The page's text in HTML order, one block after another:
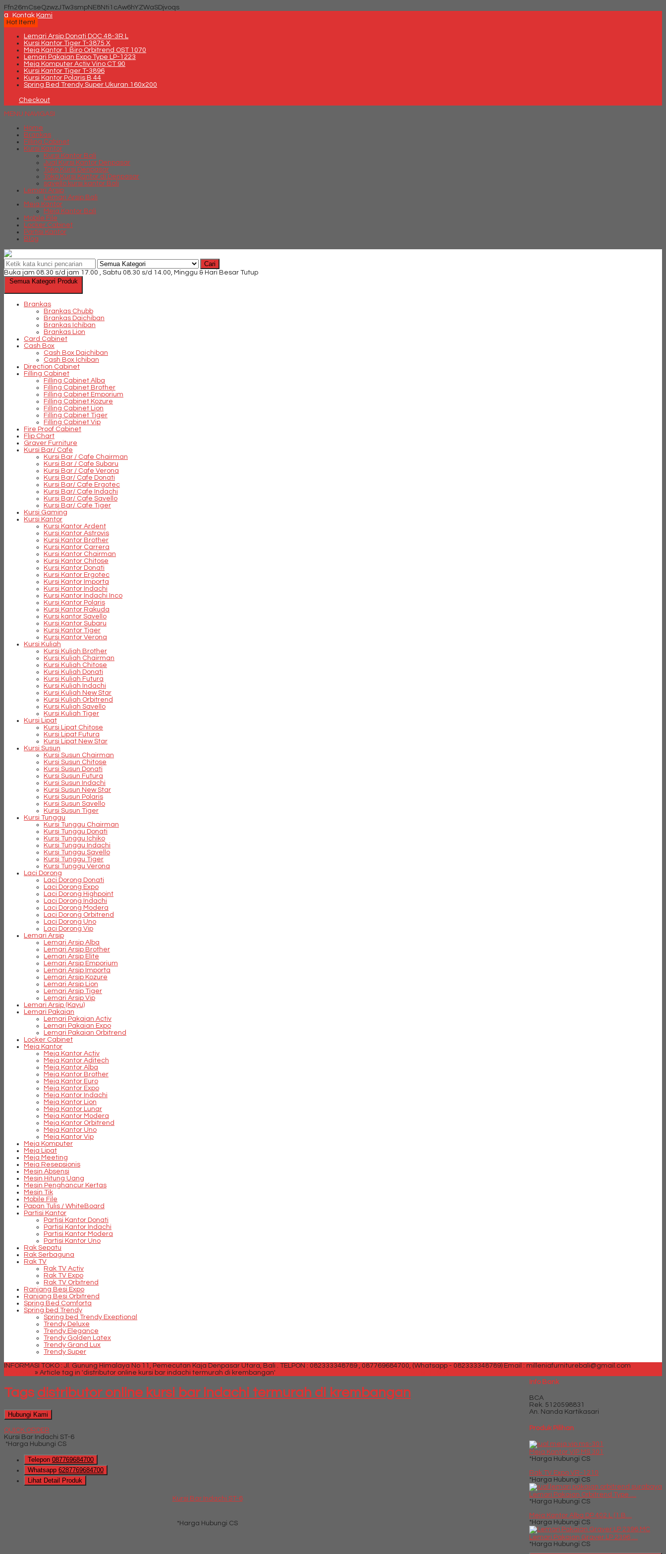
Ffn26mCseQzwzJTw3smpNE8Nti1cAw6hYZWaSDjvoqs
q
Kontak Kami
Hot Item!
Lemari Arsip Donati DOC 48-3R L
Kursi Kantor Tiger T-3875 X
Meja Kantor 1 Biro Orbitrend OST 1070
Lemari Pakaian Expo Type LP-1223
Meja Komputer Activ Vino CT 90
Kursi Kantor Tiger T-3896
Kursi Kantor Polaris B 44
Spring Bed Trendy Super Ukuran 160x200
Checkout
MENU NAVIGASI
Home
Brankas
Filling Cabinet
Kursi Kantor
Kursi Kantor Bali
Jual Kursi Kantor Denpasar
Toko Kursi Denpasar
Toko Kursi Kantor di Denpasar
savello kursi kantor Bali
Lemari Arsip
Lemari Arsip Bali
Meja Kantor
Meja Kantor Bali
Mobile File
Locker Cabinet
Partisi Kantor
Blog
Cari
Buka jam 08.30 s/d jam 17.00 , Sabtu 08.30 s/d 14.00, Minggu & Hari Besar Tutup
Semua Kategori Produk
Brankas
Brankas Chubb
Brankas Daichiban
Brankas Ichiban
Brankas Lion
Card Cabinet
Cash Box
Cash Box Daichiban
Cash Box Ichiban
Direction Cabinet
Filling Cabinet
Filling Cabinet Alba
Filling Cabinet Brother
Filling Cabinet Emporium
Filling Cabinet Kozure
Filling Cabinet Lion
Filling Cabinet Tiger
Filling Cabinet Vip
Fire Proof Cabinet
Flip Chart
Graver Furniture
Kursi Bar/ Cafe
Kursi Bar / Cafe Chairman
Kursi Bar / Cafe Subaru
Kursi Bar / Cafe Verona
Kursi Bar/ Cafe Donati
Kursi Bar/ Cafe Ergotec
Kursi Bar/ Cafe Indachi
Kursi Bar/ Cafe Savello
Kursi Bar/ Cafe Tiger
Kursi Gaming
Kursi Kantor
Kursi Kantor Ardent
Kursi Kantor Astrovis
Kursi Kantor Brother
Kursi Kantor Carrera
Kursi Kantor Chairman
Kursi Kantor Chitose
Kursi Kantor Donati
Kursi Kantor Ergotec
Kursi Kantor Importa
Kursi Kantor Indachi
Kursi Kantor Indachi Inco
Kursi Kantor Polaris
Kursi Kantor Rakuda
Kursi kantor Savello
Kursi Kantor Subaru
Kursi Kantor Tiger
Kursi Kantor Verona
Kursi Kuliah
Kursi Kuliah Brother
Kursi Kuliah Chairman
Kursi Kuliah Chitose
Kursi Kuliah Donati
Kursi Kuliah Futura
Kursi Kuliah Indachi
Kursi Kuliah New Star
Kursi Kuliah Orbitrend
Kursi Kuliah Savello
Kursi Kuliah Tiger
Kursi Lipat
Kursi Lipat Chitose
Kursi Lipat Futura
Kursi Lipat New Star
Kursi Susun
Kursi Susun Chairman
Kursi Susun Chitose
Kursi Susun Donati
Kursi Susun Futura
Kursi Susun Indachi
Kursi Susun New Star
Kursi Susun Polaris
Kursi Susun Savello
Kursi Susun Tiger
Kursi Tunggu
Kursi Tunggu Chairman
Kursi Tunggu Donati
Kursi Tunggu Ichiko
Kursi Tunggu Indachi
Kursi Tunggu Savello
Kursi Tunggu Tiger
Kursi Tunggu Verona
Laci Dorong
Laci Dorong Donati
Laci Dorong Expo
Laci Dorong Highpoint
Laci Dorong Indachi
Laci Dorong Modera
Laci Dorong Orbitrend
Laci Dorong Uno
Laci Dorong Vip
Lemari Arsip
Lemari Arsip Alba
Lemari Arsip Brother
Lemari Arsip Elite
Lemari Arsip Emporium
Lemari Arsip Importa
Lemari Arsip Kozure
Lemari Arsip Lion
Lemari Arsip Tiger
Lemari Arsip Vip
Lemari Arsip (Kayu)
Lemari Pakaian
Lemari Pakaian Activ
Lemari Pakaian Expo
Lemari Pakaian Orbitrend
Locker Cabinet
Meja Kantor
Meja Kantor Activ
Meja Kantor Aditech
Meja Kantor Alba
Meja Kantor Brother
Meja Kantor Euro
Meja Kantor Expo
Meja Kantor Indachi
Meja Kantor Lion
Meja Kantor Lunar
Meja Kantor Modera
Meja Kantor Orbitrend
Meja Kantor Uno
Meja Kantor Vip
Meja Komputer
Meja Lipat
Meja Meeting
Meja Resepsionis
Mesin Absensi
Mesin Hitung Uang
Mesin Penghancur Kertas
Mesin Tik
Mobile File
Papan Tulis / WhiteBoard
Partisi Kantor
Partisi Kantor Donati
Partisi Kantor Indachi
Partisi Kantor Modera
Partisi Kantor Uno
Rak Sepatu
Rak Serbaguna
Rak TV
Rak TV Activ
Rak TV Expo
Rak TV Orbitrend
Ranjang Besi Expo
Ranjang Besi Orbitrend
Spring Bed Comforta
Spring bed Trendy
Spring bed Trendy Exeptional
Trendy Deluxe
Trendy Elegance
Trendy Golden Latex
Trendy Grand Lux
Trendy Super
INFORMASI TOKO : Jl. Gunung Himalaya No 11, Pemecutan Kaja Denpasar Utara, Bali . TELPON : 082333348789 , 087769684700, (Whatsapp - 082333348789) Email : milleniafurniturebali@gmail.com
» Article tag in 'distributor online kursi bar indachi termurah di krembangan'
Tags distributor online kursi bar indachi termurah di krembangan
Hubungi Kami
QUICK ORDER
Kursi Bar Indachi ST-6
*Harga Hubungi CS
Telepon 087769684700
Whatsapp 6287769684700
Lihat Detail Produk
Kursi Bar Indachi ST-6
*Harga Hubungi CS
Info Bank
BCA
Rek. 5120598831
An. Nanda Kartikasari
Produk Pilihan
Meja Kantor VIP MS 301
*Harga Hubungi CS
Rak TV Expo VR-1210
*Harga Hubungi CS
Lemari Pakaian Orbitrend Type ....
*Harga Hubungi CS
Meja Kantor Alba DP 402 L (1 B....
*Harga Hubungi CS
Lemari Pakaian Graver LP 2396 ....
*Harga Hubungi CS